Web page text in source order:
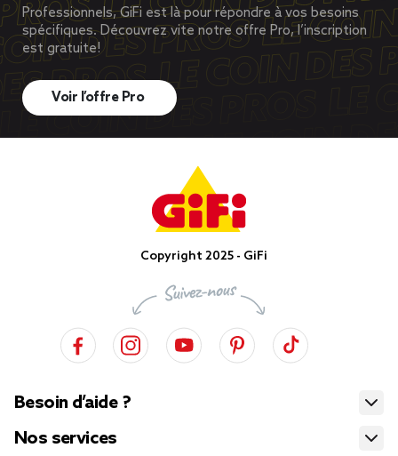
Professionnels, GiFi est là pour répondre à vos besoins
spécifiques. Découvrez vite notre offre Pro, l’inscription
est gratuite!
Voir l’offre Pro
Copyright 2025 - GiFi
Besoin d’aide ?
Nos services